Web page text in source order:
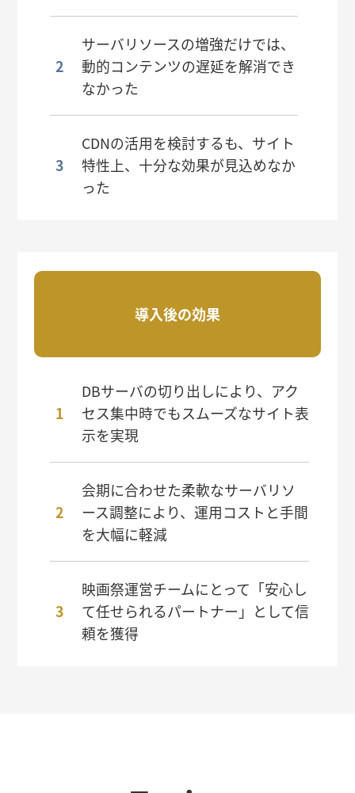
サーバリソースの増強だけでは、
動的コンテンツの遅延を解消でき
なかった
CDNの活用を検討するも、サイト
特性上、十分な効果が見込めなか
った
導入後の効果
DBサーバの切り出しにより、アク
セス集中時でもスムーズなサイト表
示を実現
会期に合わせた柔軟なサーバリソ
ース調整により、運用コストと手間
を大幅に軽減
映画祭運営チームにとって「安心し
て任せられるパートナー」として信
頼を獲得